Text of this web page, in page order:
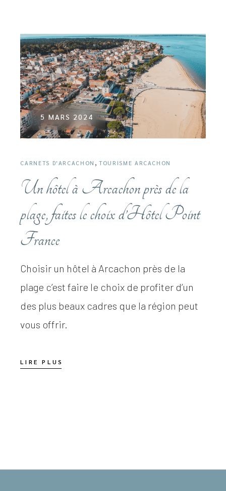
5 MARS 2024
CARNETS D'ARCACHON ,TOURISME ARCACHON
Un hôtel à Arcachon près de la
plage, faites le choix d’Hôtel Point
France
Choisir un hôtel à Arcachon près de la
plage c’est faire le choix de profiter d’un
des plus beaux cadres que la région peut
vous offrir.
LIRE PLUS